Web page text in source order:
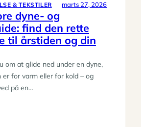
& TEKSTILER marts 27, 2026
dyne- og
find den rette
til årstiden og din
om at glide ned under en dyne,
er for varm eller for kold – og
på en…